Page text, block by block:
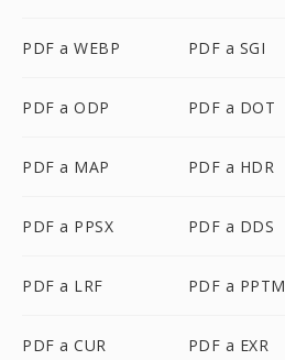
PDF a WEBP PDF a SGI
PDF a ODP PDF a DOT
PDF a MAP PDF a HDR
PDF a PPSX PDF a DDS
PDF a LRF PDF a PPTM
PDF a CUR PDF a EXR